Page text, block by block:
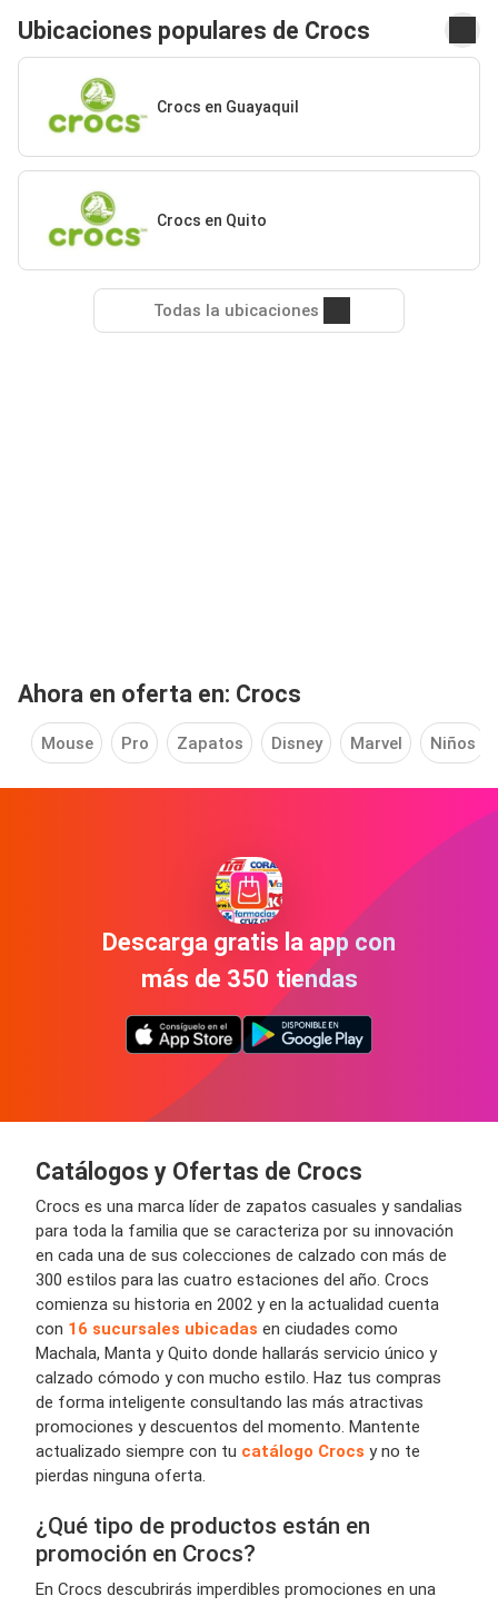
Ubicaciones populares de Crocs
Crocs en Guayaquil
Crocs en Quito
Todas la ubicaciones
Ahora en oferta en: Crocs
Mouse Pro Zapatos Disney Marvel Niños
Descarga gratis la app con
más de 350 tiendas
Catálogos y Ofertas de Crocs
Crocs es una marca líder de zapatos casuales y sandalias
para toda la familia que se caracteriza por su innovación
en cada una de sus colecciones de calzado con más de
300 estilos para las cuatro estaciones del año. Crocs
comienza su historia en 2002 y en la actualidad cuenta
con 16 sucursales ubicadas en ciudades como
Machala, Manta y Quito donde hallarás servicio único y
calzado cómodo y con mucho estilo. Haz tus compras
de forma inteligente consultando las más atractivas
promociones y descuentos del momento. Mantente
actualizado siempre con tu catálogo Crocs y no te
pierdas ninguna oferta.
¿Qué tipo de productos están en
promoción en Crocs?
En Crocs descubrirás imperdibles promociones en una